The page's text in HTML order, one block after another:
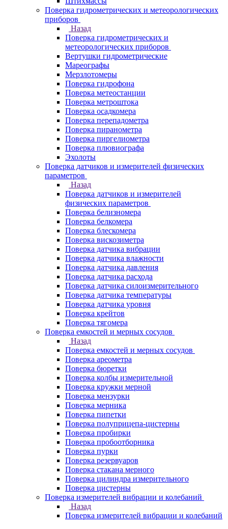
Поверка гидрометрических и метеорологических
приборов
Назад
Поверка гидрометрических и
метеорологических приборов
Вертушки гидрометрические
Мареографы
Мерзлотомеры
Поверка гидрофона
Поверка метеостанции
Поверка метроштока
Поверка осадкомера
Поверка перепадометра
Поверка пиранометра
Поверка пиргелиометра
Поверка плювиографа
Эхолоты
Поверка датчиков и измерителей физических
параметров
Назад
Поверка датчиков и измерителей
физических параметров
Поверка белизномера
Поверка белкомера
Поверка блескомера
Поверка вискозиметра
Поверка датчика вибрации
Поверка датчика влажности
Поверка датчика давления
Поверка датчика расхода
Поверка датчика силоизмерительного
Поверка датчика температуры
Поверка датчика уровня
Поверка крейтов
Поверка тягомера
Поверка емкостей и мерных сосудов
Назад
Поверка емкостей и мерных сосудов
Поверка ареометра
Поверка бюретки
Поверка колбы измерительной
Поверка кружки мерной
Поверка мензурки
Поверка мерника
Поверка пипетки
Поверка полуприцепа-цистерны
Поверка пробирки
Поверка пробоотборника
Поверка пурки
Поверка резервуаров
Поверка стакана мерного
Поверка цилиндра измерительного
Поверка цистерны
Поверка измерителей вибрации и колебаний
Назад
Поверка измерителей вибрации и колебаний